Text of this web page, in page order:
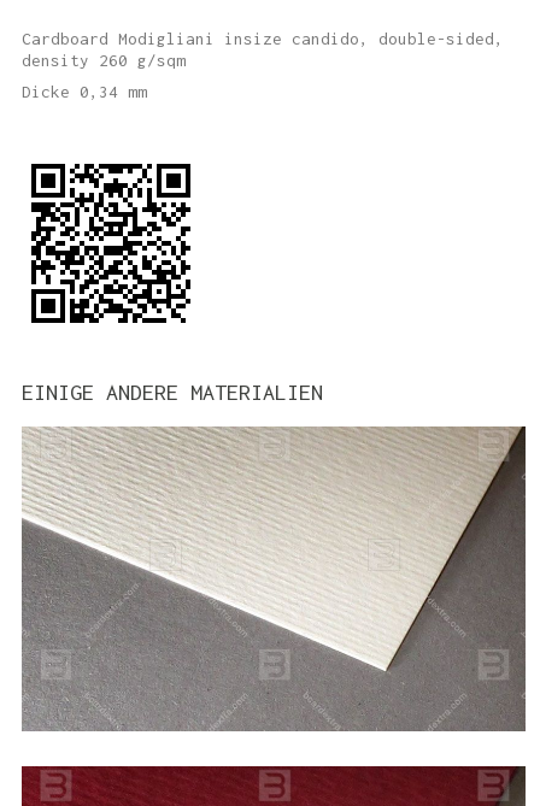
Cardboard Modigliani insize candido, double-sided,
density 260 g/sqm
Dicke 0,34 mm
EINIGE ANDERE MATERIALIEN